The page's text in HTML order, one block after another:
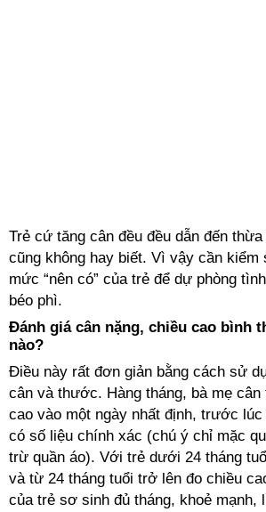
Trẻ cứ tăng cân đều đều dẫn đến
cũng không hay biết. Vì vậy cần kiểm
mức “nên có” của trẻ để dự phòng
béo phì.
Đánh giá cân nặng, chiều cao bình
nào?
Điều này rất đơn giản bằng cách sử
cân và thước. Hàng tháng, bà mẹ cân
cao vào một ngày nhất định, trước lúc
có số liệu chính xác (chú ý chỉ mặc
trừ quần áo). Với trẻ dưới 24 tháng
và từ 24 tháng tuổi trở lên đo chiều
của trẻ sơ sinh đủ tháng, khoẻ mạnh,